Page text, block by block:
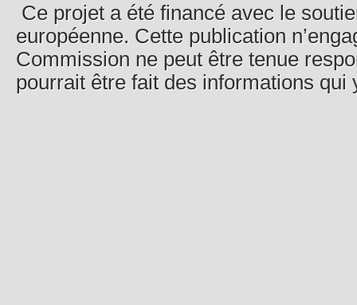
Ce projet a été financé avec le
européenne. Cette publication
Commission ne peut être tenue
pourrait être fait des informations qui